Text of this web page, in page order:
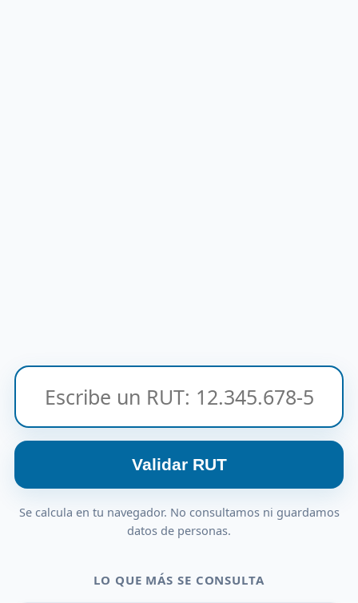
Validar RUT
Se calcula en tu navegador. No consultamos ni guardamos
datos de personas.
LO QUE MÁS SE CONSULTA